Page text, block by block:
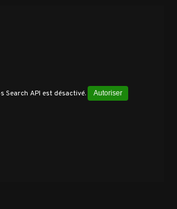
Search API est désactivé. Autoriser